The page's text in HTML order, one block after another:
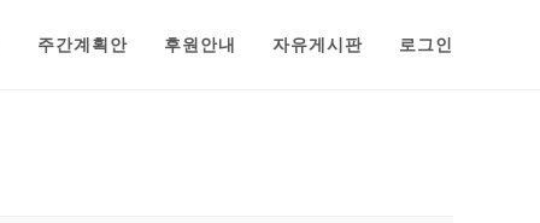
주간계획안 후원안내 자유게시판 로그인